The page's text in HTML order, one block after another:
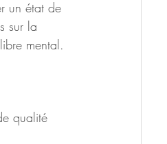
un état de
sur la
mental.
qualité